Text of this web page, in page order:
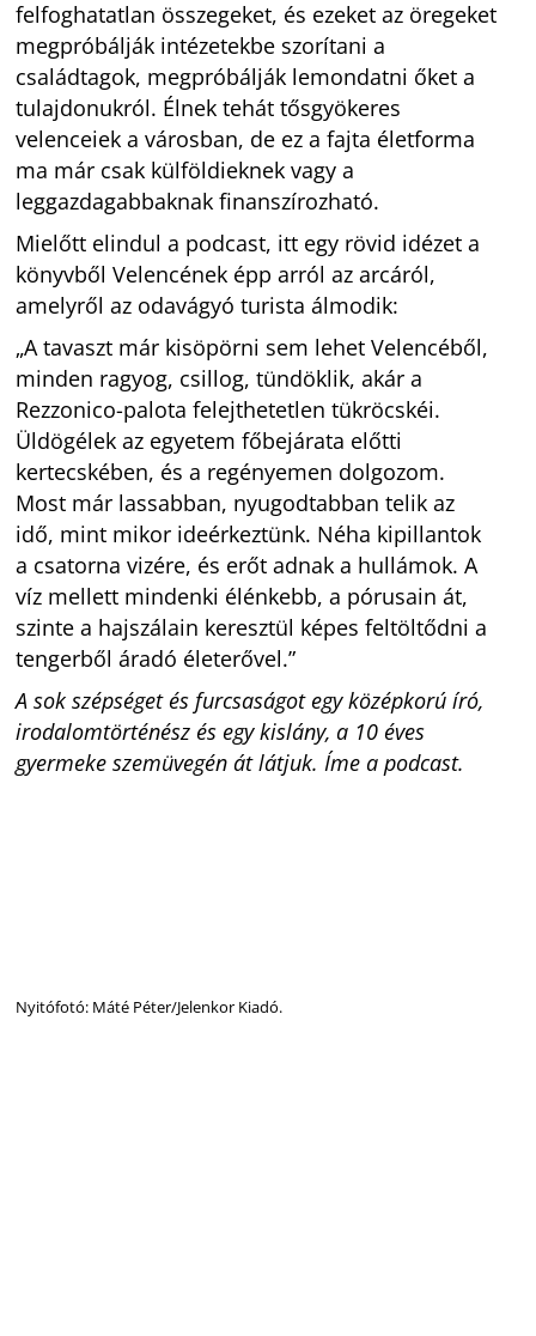
felfoghatatlan összegeket, és ezeket az öregeket
megpróbálják intézetekbe szorítani a
családtagok, megpróbálják lemondatni őket a
tulajdonukról. Élnek tehát tősgyökeres
velenceiek a városban, de ez a fajta életforma
ma már csak külföldieknek vagy a
leggazdagabbaknak finanszírozható.
Mielőtt elindul a podcast, itt egy rövid idézet a
könyvből Velencének épp arról az arcáról,
amelyről az odavágyó turista álmodik:
„A tavaszt már kisöpörni sem lehet Velencéből,
minden ragyog, csillog, tündöklik, akár a
Rezzonico-palota felejthetetlen tükröcskéi.
Üldögélek az egyetem főbejárata előtti
kertecskében, és a regényemen dolgozom.
Most már lassabban, nyugodtabban telik az
idő, mint mikor ideérkeztünk. Néha kipillantok
a csatorna vizére, és erőt adnak a hullámok. A
víz mellett mindenki élénkebb, a pórusain át,
szinte a hajszálain keresztül képes feltöltődni a
tengerből áradó életerővel.”
A sok szépséget és furcsaságot egy középkorú író,
irodalomtörténész és egy kislány, a 10 éves
gyermeke szemüvegén át látjuk. Íme a podcast.
Nyitófotó: Máté Péter/Jelenkor Kiadó.